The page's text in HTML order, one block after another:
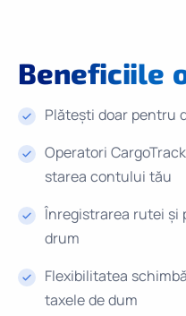
Beneficiile
Plătești doar pentru
Operatori
starea contului tău
Înregistrarea rutei și
drum
Flexibilitatea
taxele de dum